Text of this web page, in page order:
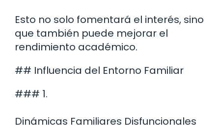
Esto no solo fomentará el interés, sino
que también puede mejorar el
rendimiento académico.
## Influencia del Entorno Familiar
### 1.
Dinámicas Familiares Disfuncionales